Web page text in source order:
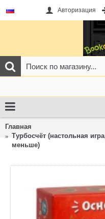
Авторизация
Главная
Турбосчёт (настольная
меньше)